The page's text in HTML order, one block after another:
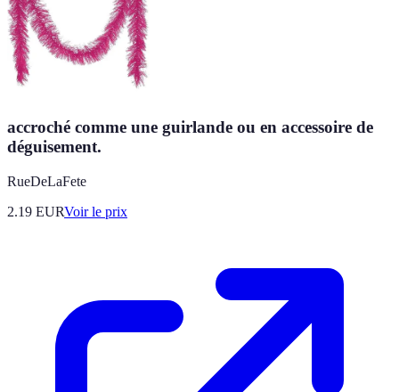
accroché comme une guirlande ou en accessoire de
déguisement.
RueDeLaFete
2.19 EURVoir le prix